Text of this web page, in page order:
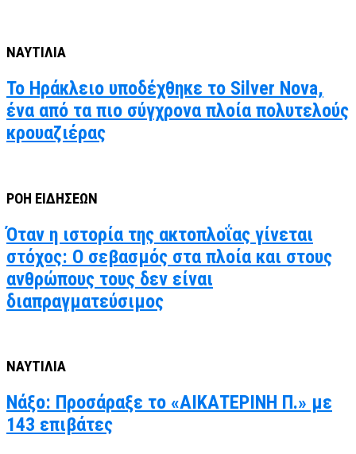
ΝΑΥΤΙΛΙΑ
Το Ηράκλειο υποδέχθηκε το Silver Nova,
ένα από τα πιο σύγχρονα πλοία πολυτελούς
κρουαζιέρας
ΡΟΗ ΕΙΔΗΣΕΩΝ
Όταν η ιστορία της ακτοπλοΐας γίνεται
στόχος: Ο σεβασμός στα πλοία και στους
ανθρώπους τους δεν είναι
διαπραγματεύσιμος
ΝΑΥΤΙΛΙΑ
Νάξο: Προσάραξε το «ΑΙΚΑΤΕΡΙΝΗ Π.» με
143 επιβάτες